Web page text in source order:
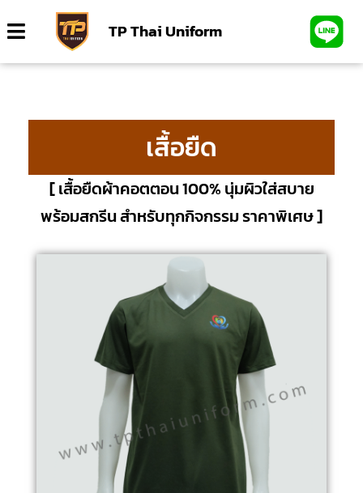
TP Thai Uniform
เสื้อยืด
[ เสื้อยืดผ้าคอตตอน 100% นุ่มผิวใส่สบาย
พร้อมสกรีน สำหรับทุกกิจกรรม ราคาพิเศษ ]